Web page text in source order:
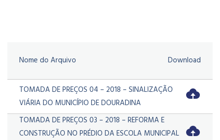
Nome do Arquivo Download
TOMADA DE PREÇOS 04 – 2018 – SINALIZAÇÃO
VIÁRIA DO MUNICÍPIO DE DOURADINA
TOMADA DE PREÇOS 03 – 2018 – REFORMA E
CONSTRUÇÃO NO PRÉDIO DA ESCOLA MUNICIPAL